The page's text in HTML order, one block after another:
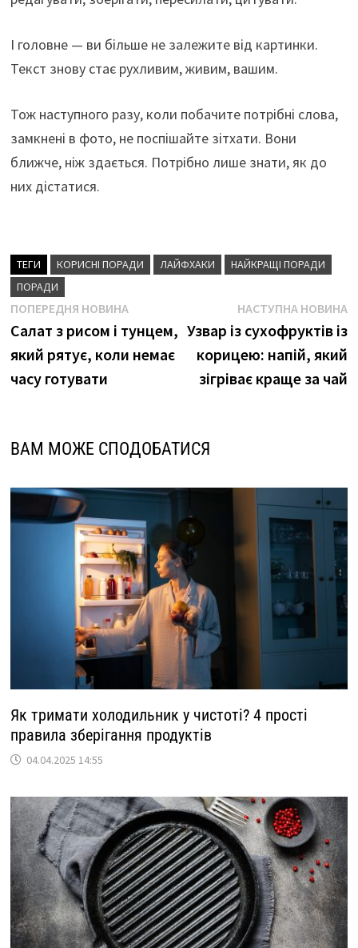
І головне — ви більше не залежите від картинки.
Текст знову стає рухливим, живим, вашим.
Тож наступного разу, коли побачите потрібні слова,
замкнені в фото, не поспішайте зітхати. Вони
ближче, ніж здається. Потрібно лише знати, як до
них дістатися.
ТЕГИ КОРИСНІ ПОРАДИ ЛАЙФХАКИ
НАЙКРАЩІ ПОРАДИ
ПОРАДИ
Навігація
записів
ПОПЕРЕДНЯ НОВИНАПопередня
новина
Салат з рисом і тунцем,
який рятує, коли немає
часу готувати
НАСТУПНА НОВИНА
Узвар із сухофруктів із
корицею: напій, який
зігріває краще за чай
ВАМ МОЖЕ СПОДОБАТИСЯ
Як тримати холодильник у чистоті? 4 прості
правила зберігання продуктів
04.04.2025 14:55